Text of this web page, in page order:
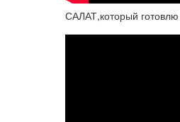
САЛАТ,который